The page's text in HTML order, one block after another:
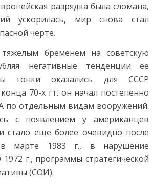
разрядка была сломана,
ускорилась, мир снова стал
черте.
бременем на советскую
негативные тенденции ее
гонки оказались для СССР
70-х гт. он начал постепенно
по отдельным видам вооружений.
с появлением у американцев
стало еще более очевидно после
в марте 1983 г., в нарушение
г., программы стратегической
(СОИ).